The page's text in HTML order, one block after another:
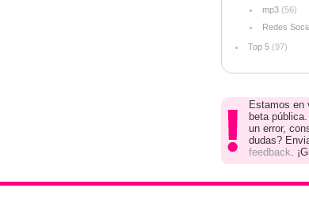
mp3 (56)
Redes
Top 5 (97)
Estamos en
beta
un error,
dudas?
feedback.